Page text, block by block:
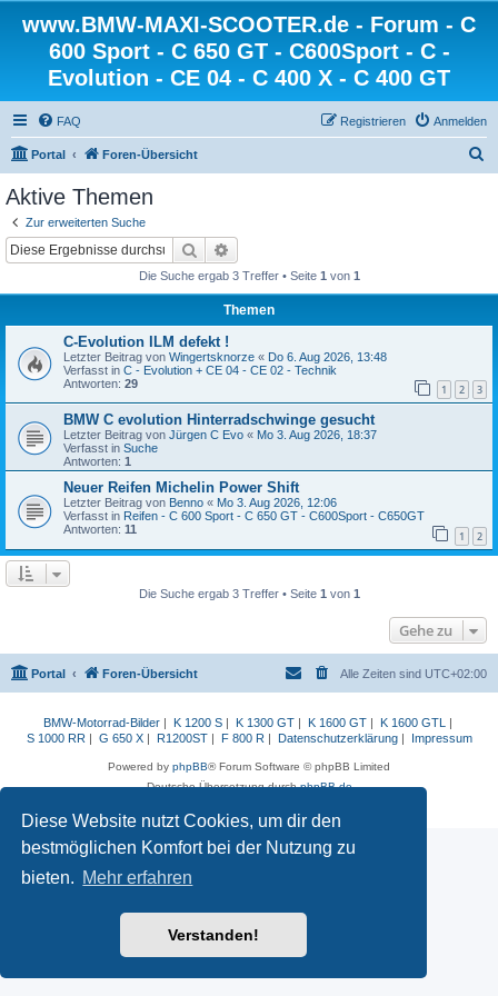
Diese Website nutzt Cookies, um dir den
bestmöglichen Komfort bei der Nutzung zu
bieten. Mehr erfahren
Verstanden!
www.BMW-MAXI-SCOOTER.de - Forum - C
600 Sport - C 650 GT - C600Sport - C -
Evolution - CE 04 - C 400 X - C 400 GT
FAQ Anmelden
Registrieren
Portal Foren-Übersicht
Aktive Themen
Zur erweiterten Suche
Suche
Die Suche ergab 3 Treffer • Seite 1 von 1
Themen
C-Evolution ILM defekt !
Letzter Beitrag von Wingertsknorze « Do 6. Aug 2026, 13:48
Verfasst in C - Evolution + CE 04 - CE 02 - Technik
Antworten: 29 1 2 3
BMW C evolution Hinterradschwinge gesucht
Letzter Beitrag von Jürgen C Evo « Mo 3. Aug 2026, 18:37
Verfasst in Suche
Antworten: 1
Neuer Reifen Michelin Power Shift
Letzter Beitrag von Benno « Mo 3. Aug 2026, 12:06
Verfasst in Reifen - C 600 Sport - C 650 GT - C600Sport - C650GT
Antworten: 11 1 2
Die Suche ergab 3 Treffer • Seite 1 von 1
Gehe zu
Portal Foren-Übersicht Alle Zeiten sind UTC+02:00
BMW-Motorrad-Bilder| K 1200 S| K 1300 GT| K 1600 GT| K 1600 GTL
|
S 1000 RR | G 650 X| R1200ST| F 800 R | Datenschutzerklärung| Impressum
Powered by phpBB® Forum Software © phpBB Limited
Deutsche Übersetzung durchphpBB.de